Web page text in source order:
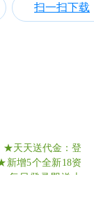
色 | 中国风 | 卡牌
扫一扫下载
★天天送代金：登
新增5个全新18资
每日登录即送十